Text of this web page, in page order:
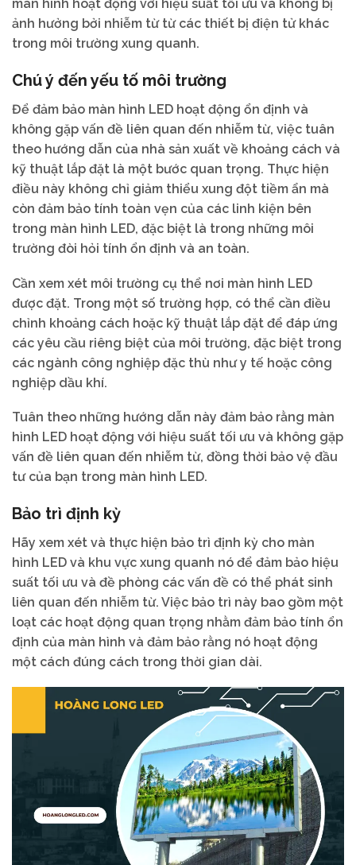
màn hình hoạt động với hiệu suất tối ưu và không bị
ảnh hưởng bởi nhiễm từ từ các thiết bị điện tử khác
trong môi trường xung quanh.
Chú ý đến yếu tố môi trường
Để đảm bảo màn hình LED hoạt động ổn định và
không gặp vấn đề liên quan đến nhiễm từ, việc tuân
theo hướng dẫn của nhà sản xuất về khoảng cách và
kỹ thuật lắp đặt là một bước quan trọng. Thực hiện
điều này không chỉ giảm thiểu xung đột tiềm ẩn mà
còn đảm bảo tính toàn vẹn của các linh kiện bên
trong màn hình LED, đặc biệt là trong những môi
trường đòi hỏi tính ổn định và an toàn.
Cần xem xét môi trường cụ thể nơi màn hình LED
được đặt. Trong một số trường hợp, có thể cần điều
chỉnh khoảng cách hoặc kỹ thuật lắp đặt để đáp ứng
các yêu cầu riêng biệt của môi trường, đặc biệt trong
các ngành công nghiệp đặc thù như y tế hoặc công
nghiệp dầu khí.
Tuân theo những hướng dẫn này đảm bảo rằng màn
hình LED hoạt động với hiệu suất tối ưu và không gặp
vấn đề liên quan đến nhiễm từ, đồng thời bảo vệ đầu
tư của bạn trong màn hình LED.
Bảo trì định kỳ
Hãy xem xét và thực hiện bảo trì định kỳ cho màn
hình LED và khu vực xung quanh nó để đảm bảo hiệu
suất tối ưu và đề phòng các vấn đề có thể phát sinh
liên quan đến nhiễm từ. Việc bảo trì này bao gồm một
loạt các hoạt động quan trọng nhằm đảm bảo tính ổn
định của màn hình và đảm bảo rằng nó hoạt động
một cách đúng cách trong thời gian dài.